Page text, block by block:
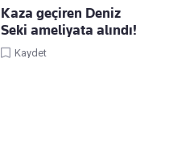
Kaza geçiren Deniz
Seki ameliyata alındı!
Kaydet